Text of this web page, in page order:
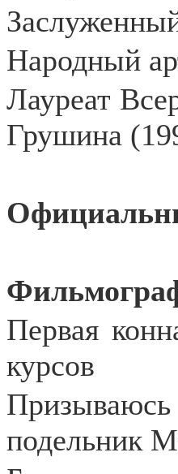
Народный
Лауреат
Грушина
Первая
курсов
подельник